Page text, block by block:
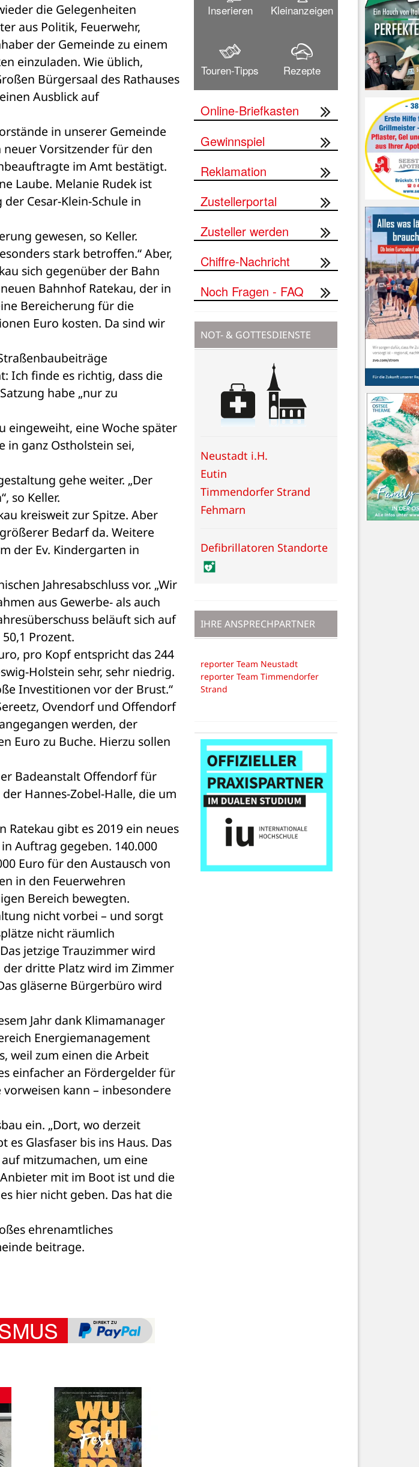
die Gelegenheiten
aus Politik, Feuerwehr,
der Gemeinde zu einem
einzuladen. Wie üblich,
Bürgersaal des Rathauses
Ausblick auf
in unserer Gemeinde
neuer Vorsitzender für den
im Amt bestätigt.
Laube. Melanie Rudek ist
Cesar-Klein-Schule in
gewesen, so Keller.
stark betroffen.“ Aber,
sich gegenüber der Bahn
Bahnhof Ratekau, der in
Bereicherung für die
Euro kosten. Da sind wir
Ich finde es richtig, dass die
habe „nur zu
eingeweiht, eine Woche später
in ganz Ostholstein sei,
gehe weiter. „Der
so Keller.
kreisweit zur Spitze. Aber
Bedarf da. Weitere
der Ev. Kindergarten in
Jahresabschluss vor. „Wir
aus Gewerbe- als auch
beläuft sich auf
Prozent.
pro Kopf entspricht das 244
Holstein sehr, sehr niedrig.
Investitionen vor der Brust.“
Ovendorf und Offendorf
werden, der
Euro zu Buche. Hierzu sollen
Badeanstalt Offendorf für
Hannes-Zobel-Halle, die um
gibt es 2019 ein neues
Auftrag gegeben. 140.000
Euro für den Austausch von
in den Feuerwehren
Bereich bewegten.
nicht vorbei – und sorgt
nicht räumlich
jetzige Trauzimmer wird
dritte Platz wird im Zimmer
gläserne Bürgerbüro wird
Jahr dank Klimamanager
Energiemanagement
weil zum einen die Arbeit
einfacher an Fördergelder für
kann – inbesondere
ein. „Dort, wo derzeit
Glasfaser bis ins Haus. Das
mitzumachen, um eine
mit im Boot ist und die
hier nicht geben. Das hat die
ehrenamtliches
beitrage.
Inserieren Kleinanzeigen
Touren-Tipps Rezepte
Online-Briefkasten
Gewinnspiel
Reklamation
Zustellerportal
Zusteller werden
Chiffre-Nachricht
Noch Fragen - FAQ
NOT- & GOTTESDIENSTE
Neustadt i.H.
Eutin
Timmendorfer Strand
Fehmarn
Defibrillatoren Standorte
IHRE ANSPRECHPARTNER
reporter Team Neustadt
reporter Team Timmendorfer
Strand